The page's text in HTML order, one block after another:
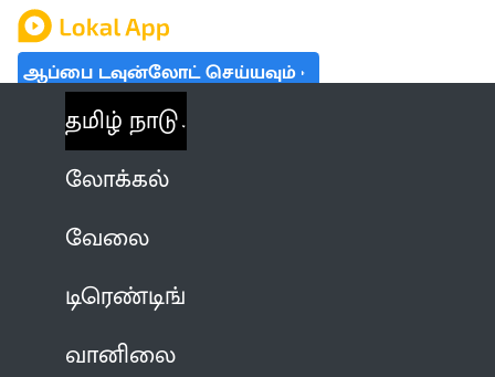
ஆப்பை டவுன்லோட் செய்யவும்
தமிழ் நாடு
லோக்கல்
வேலை
டிரெண்டிங்
வானிலை